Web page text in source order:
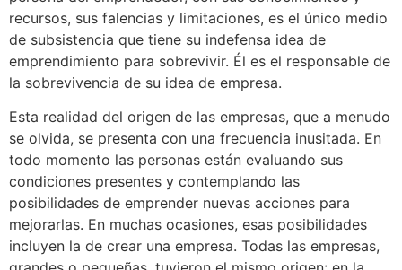
recursos, sus falencias y limitaciones, es el único medio
de subsistencia que tiene su indefensa idea de
emprendimiento para sobrevivir. Él es el responsable de
la sobrevivencia de su idea de empresa.
Esta realidad del origen de las empresas, que a menudo
se olvida, se presenta con una frecuencia inusitada. En
todo momento las personas están evaluando sus
condiciones presentes y contemplando las
posibilidades de emprender nuevas acciones para
mejorarlas. En muchas ocasiones, esas posibilidades
incluyen la de crear una empresa. Todas las empresas,